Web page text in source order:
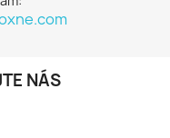
NÁS